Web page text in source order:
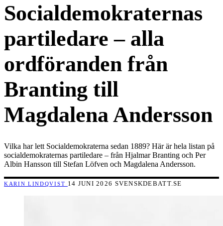
Socialdemokraternas
partiledare – alla
ordföranden från
Branting till
Magdalena Andersson
Vilka har lett Socialdemokraterna sedan 1889? Här är hela listan på
socialdemokraternas partiledare – från Hjalmar Branting och Per
Albin Hansson till Stefan Löfven och Magdalena Andersson.
KARIN LINDQVIST 14 JUNI 2026 SVENSKDEBATT.SE